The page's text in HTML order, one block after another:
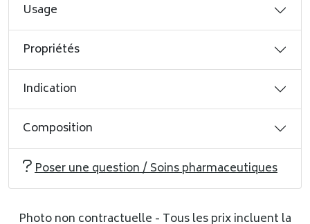
Usage
Propriétés
Indication
Composition
Poser une question / Soins pharmaceutiques
Photo non contractuelle - Tous les prix incluent la